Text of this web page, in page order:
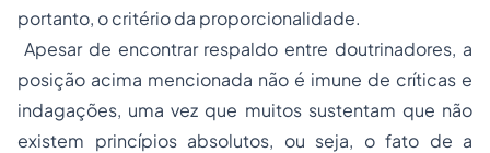
portanto, o critério da proporcionalidade.
Apesar de encontrar respaldo entre doutrinadores, a
posição acima mencionada não é imune de críticas e
indagações, uma vez que muitos sustentam que não
existem princípios absolutos, ou seja, o fato de a